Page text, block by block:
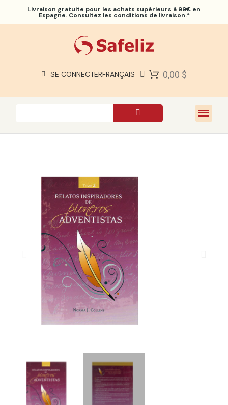
Livraison gratuite pour les achats supérieurs à 99€ en
Espagne. Consultez les conditions de livraison.*
SE CONNECTERFRANÇAIS 0,00 $
À PROPOS DE NOUS